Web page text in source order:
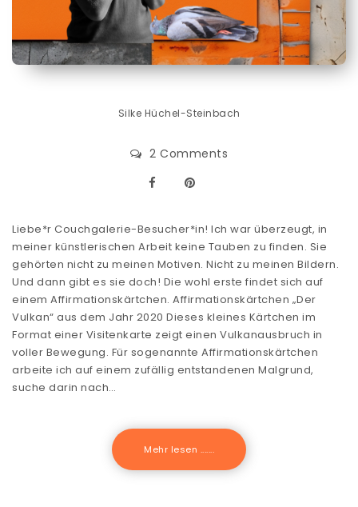
Silke Hüchel-Steinbach
2 Comments
Liebe*r Couchgalerie-Besucher*in! Ich war überzeugt, in
meiner künstlerischen Arbeit keine Tauben zu finden. Sie
gehörten nicht zu meinen Motiven. Nicht zu meinen Bildern.
Und dann gibt es sie doch! Die wohl erste findet sich auf
einem Affirmationskärtchen. Affirmationskärtchen „Der
Vulkan“ aus dem Jahr 2020 Dieses kleines Kärtchen im
Format einer Visitenkarte zeigt einen Vulkanausbruch in
voller Bewegung. Für sogenannte Affirmationskärtchen
arbeite ich auf einem zufällig entstandenen Malgrund,
suche darin nach…
Mehr lesen .......